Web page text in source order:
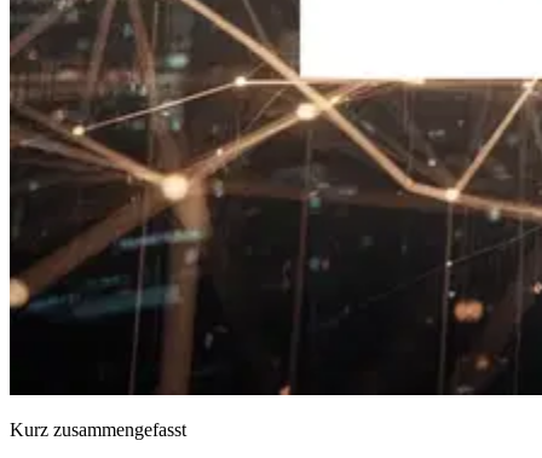
Kurz zusammengefasst